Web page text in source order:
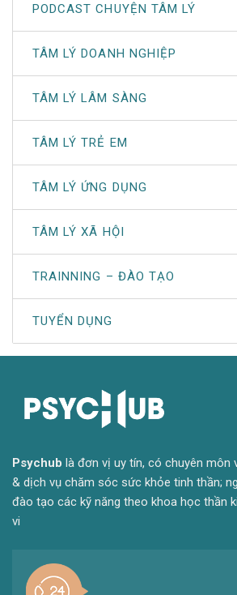
PODCAST CHUYỆN TÂM LÝ
TÂM LÝ DOANH NGHIỆP
TÂM LÝ LÂM SÀNG
TÂM LÝ TRẺ EM
TÂM LÝ ỨNG DỤNG
TÂM LÝ XÃ HỘI
TRAINNING – ĐÀO TẠO
TUYỂN DỤNG
Psychub là đơn vị uy tín, có chuyên môn
& dịch vụ chăm sóc sức khỏe tinh thần;
đào tạo các kỹ năng theo khoa học thần
vi